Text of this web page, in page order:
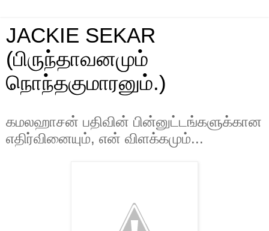
JACKIE SEKAR
(பிருந்தாவனமும்
நொந்தகுமாரனும்.)
கமலஹாசன் பதிவின் பின்னுட்டங்களுக்கான
எதிர்வினையும், என் விளக்கமும்...